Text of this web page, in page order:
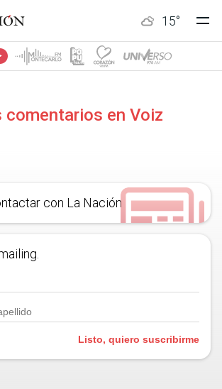
15°
comentarios en Voiz
con La Nación
Listo, quiero suscribirme